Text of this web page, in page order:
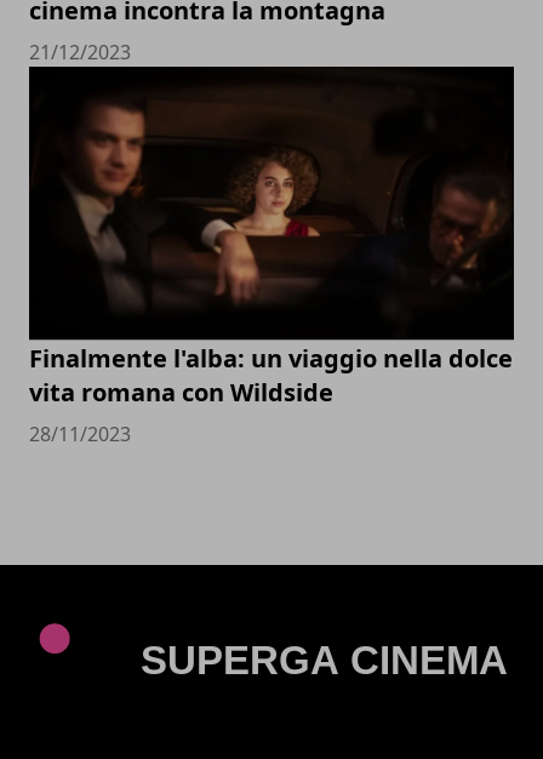
cinema incontra la montagna
21/12/2023
Finalmente l'alba: un viaggio nella dolce
vita romana con Wildside
28/11/2023